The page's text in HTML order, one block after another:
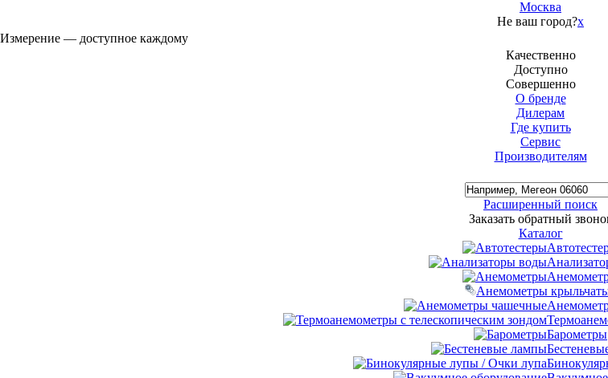
Москва
Не ваш город?x
Измерение — доступное каждому
Качественно
Доступно
Совершенно
О бренде
Дилерам
Где купить
Сервис
Производителям
Расширенный поиск
Заказать обратный
Каталог
Анемометры
Барометры